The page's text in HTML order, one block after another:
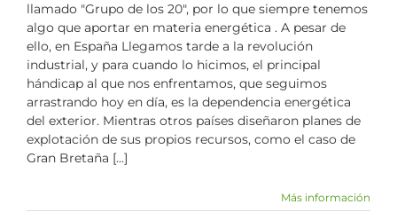
llamado "Grupo de los 20", por lo que siempre tenemos
algo que aportar en materia energética . A pesar de
ello, en España Llegamos tarde a la revolución
industrial, y para cuando lo hicimos, el principal
hándicap al que nos enfrentamos, que seguimos
arrastrando hoy en día, es la dependencia energética
del exterior. Mientras otros países diseñaron planes de
explotación de sus propios recursos, como el caso de
Gran Bretaña [...]
Más información